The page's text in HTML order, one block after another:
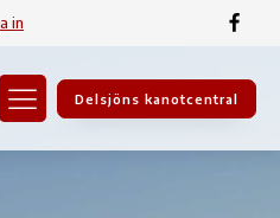
in
Delsjöns kanotcentral